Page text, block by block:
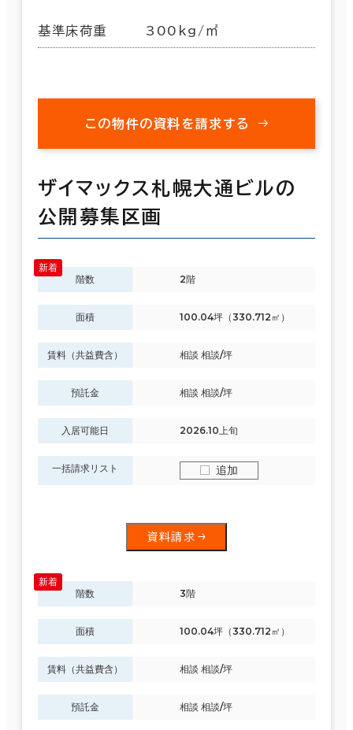
基準床荷重 300kg/㎡
この物件の資料を請求する
ザイマックス札幌大通ビルの
公開募集区画
階数 2階
面積 100.04坪（330.712㎡）
賃料（共益費含） 相談 相談/坪
預託金 相談 相談/坪
入居可能日 2026.10上旬
一括請求リスト 追加
資料請求
階数 3階
面積 100.04坪（330.712㎡）
賃料（共益費含） 相談 相談/坪
預託金 相談 相談/坪